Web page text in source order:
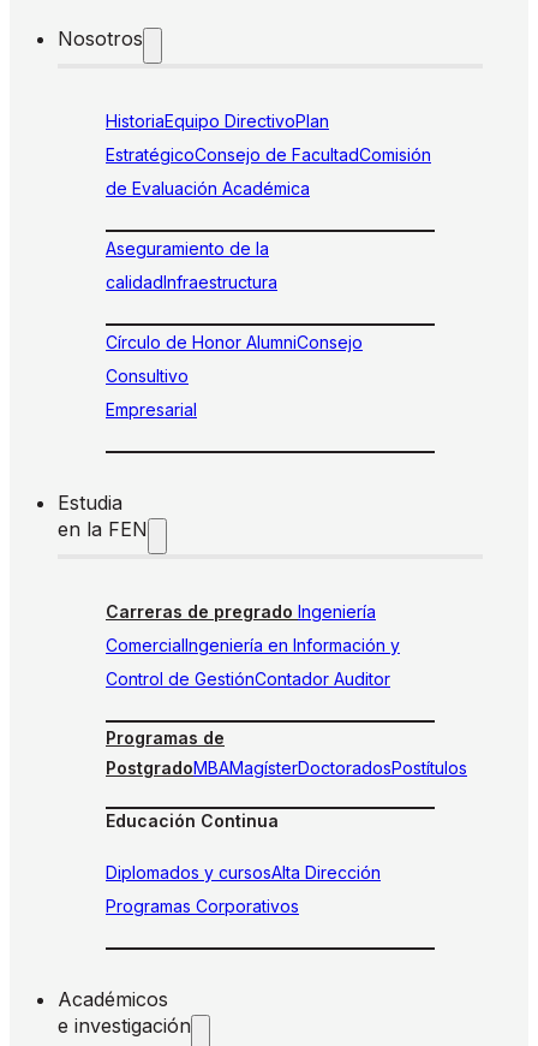
Nosotros
HistoriaEquipo DirectivoPlan
EstratégicoConsejo de FacultadComisión
de Evaluación Académica
Aseguramiento de la
calidadInfraestructura
Círculo de Honor AlumniConsejo
Consultivo
Empresarial
Estudia
en la FEN
Carreras de pregrado Ingeniería
ComercialIngeniería en Información y
Control de GestiónContador Auditor
Programas de
PostgradoMBAMagísterDoctoradosPostítulos
Educación Continua
Diplomados y cursosAlta Dirección
Programas Corporativos
Académicos
e investigación